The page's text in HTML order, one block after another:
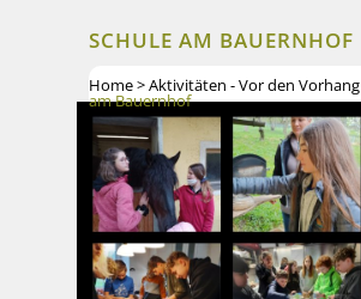
SCHULE AM BAUERNHOF
Home>Aktivitäten - Vor den Vorhang
am Bauernhof